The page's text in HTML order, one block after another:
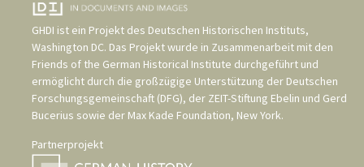
GHDI ist ein Projekt des Deutschen Historischen Instituts,
Washington DC. Das Projekt wurde in Zusammenarbeit mit den
Friends of the German Historical Institute durchgeführt und
ermöglicht durch die großzügige Unterstützung der Deutschen
Forschungsgemeinschaft (DFG), der ZEIT-Stiftung Ebelin und Gerd
Bucerius sowie der Max Kade Foundation, New York.
Partnerprojekt